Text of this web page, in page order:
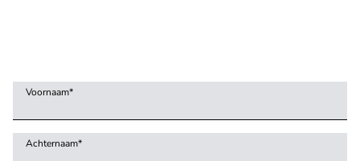
Voornaam*
Achternaam*